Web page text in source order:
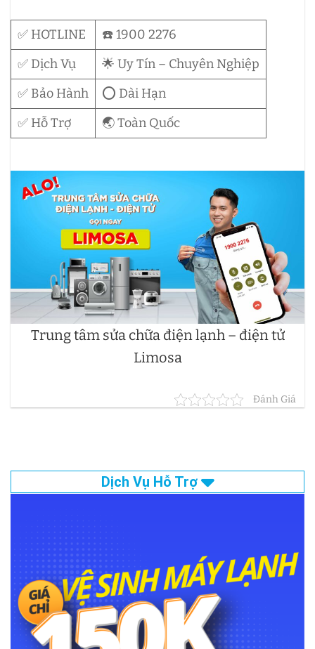
✅ HOTLINE
☎️ 1900 2276
✅ Dịch Vụ
🌟 Uy Tín – Chuyên Nghiệp
✅ Bảo Hành
⭕ Dài Hạn
✅ Hỗ Trợ
🌏 Toàn Quốc
Trung tâm sửa chữa điện lạnh – điện tử
Limosa
Đánh Giá
Dịch Vụ Hỗ Trợ